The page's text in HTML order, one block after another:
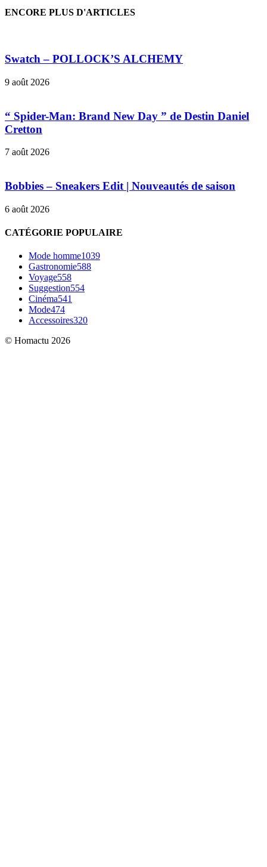
ENCORE PLUS D'ARTICLES
Swatch – POLLOCK’S ALCHEMY
9 août 2026
“ Spider-Man: Brand New Day ” de Destin Daniel
Cretton
7 août 2026
Bobbies – Sneakers Edit | Nouveautés de saison
6 août 2026
CATÉGORIE POPULAIRE
Mode homme1039
Gastronomie588
Voyage558
Suggestion554
Cinéma541
Mode474
Accessoires320
© Homactu 2026